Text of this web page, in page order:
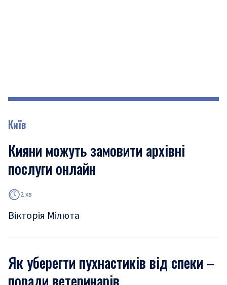
Київ
Кияни можуть замовити архівні
послуги онлайн
2 хв
Вікторія Мілюта
Як уберегти пухнастиків від спеки –
поради ветеринарів